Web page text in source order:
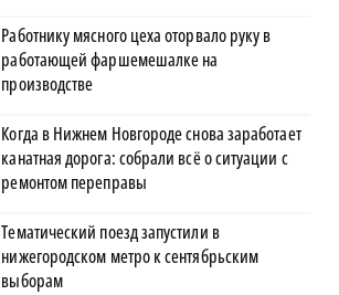
Работнику мясного цеха оторвало руку в
работающей фаршемешалке на
производстве
Когда в Нижнем Новгороде снова заработает
канатная дорога: собрали всё о ситуации с
ремонтом переправы
Тематический поезд запустили в
нижегородском метро к сентябрьским
выборам